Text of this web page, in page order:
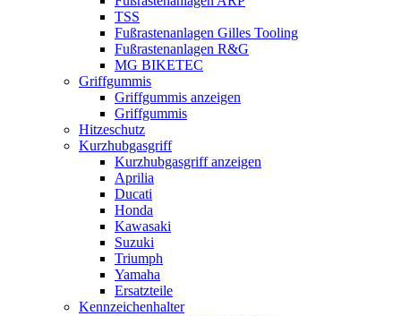
TSS
Fußrastenanlagen Gilles Tooling
Fußrastenanlagen R&G
MG BIKETEC
Griffgummis
Griffgummis anzeigen
Griffgummis
Hitzeschutz
Kurzhubgasgriff
Kurzhubgasgriff anzeigen
Aprilia
Ducati
Honda
Kawasaki
Suzuki
Triumph
Yamaha
Ersatzteile
Kennzeichenhalter